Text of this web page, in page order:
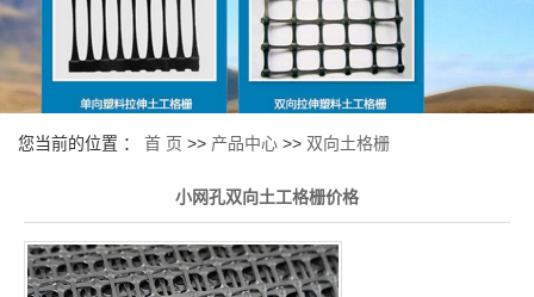
您当前的位置 ： 首 页 >> 产品中心 >> 双向土格栅
小网孔双向土工格栅价格